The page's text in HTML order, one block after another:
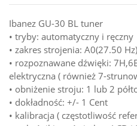
Ibanez GU-30 BL tuner
• tryby: automatyczny i ręczny
• zakres strojenia: A0(27.50
• rozpoznawane dźwięki:
elektryczna ( również 7-
• obniżenie stroju: 1 lub 2
• dokładność: +/- 1 Cent
• kalibracja ( częstotliwość